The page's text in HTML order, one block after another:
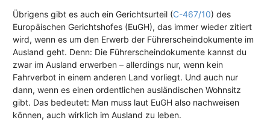
Übrigens gibt es auch ein Gerichtsurteil (C-467/10) des
Europäischen Gerichtshofes (EuGH), das immer wieder zitiert
wird, wenn es um den Erwerb der Führerscheindokumente im
Ausland geht. Denn: Die Führerscheindokumente kannst du
zwar im Ausland erwerben – allerdings nur, wenn kein
Fahrverbot in einem anderen Land vorliegt. Und auch nur
dann, wenn es einen ordentlichen ausländischen Wohnsitz
gibt. Das bedeutet: Man muss laut EuGH also nachweisen
können, auch wirklich im Ausland zu leben.